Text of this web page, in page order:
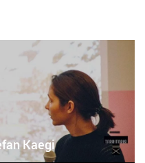
Kaegi